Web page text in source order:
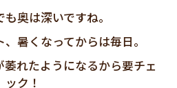
奥は深いですね。
暑くなってからは毎日。
れたようになるから要チェ
ック！